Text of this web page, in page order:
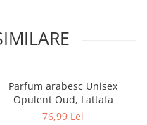
Parfum arabesc Unisex
Opulent Oud, Lattafa
76,99 Lei